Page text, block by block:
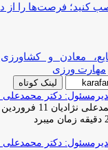
کنید؛ فرصت‌ها را از
معادن و کشاورزی
مهارت ورزی
لینک کوتاه
نژادیان ارسال
ایمیل
11 فروردین 1404 23:01